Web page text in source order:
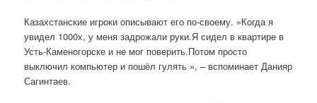
Казахстанские игроки описывают его по-своему. »Когда я
увидел 1000x, у меня задрожали руки.Я сидел в квартире в
Усть-Каменогорске и не мог поверить.Потом просто
выключил компьютер и пошёл гулять », – вспоминает Данияр
Сагинтаев.